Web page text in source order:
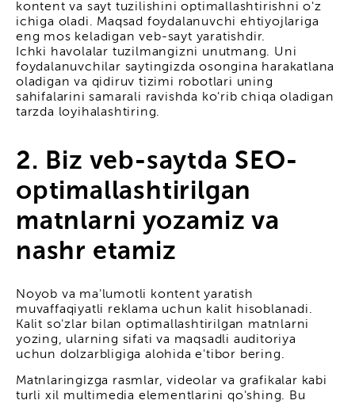
kontent va sayt tuzilishini optimallashtirishni o'z
ichiga oladi. Maqsad foydalanuvchi ehtiyojlariga
eng mos keladigan veb-sayt yaratishdir.
Ichki havolalar tuzilmangizni unutmang. Uni
foydalanuvchilar saytingizda osongina harakatlana
oladigan va qidiruv tizimi robotlari uning
sahifalarini samarali ravishda ko'rib chiqa oladigan
tarzda loyihalashtiring.
2. Biz veb-saytda SEO-
optimallashtirilgan
matnlarni yozamiz va
nashr etamiz
Noyob va ma'lumotli kontent yaratish
muvaffaqiyatli reklama uchun kalit hisoblanadi.
Kalit so'zlar bilan optimallashtirilgan matnlarni
yozing, ularning sifati va maqsadli auditoriya
uchun dolzarbligiga alohida e'tibor bering.
Matnlaringizga rasmlar, videolar va grafikalar kabi
turli xil multimedia elementlarini qo'shing. Bu